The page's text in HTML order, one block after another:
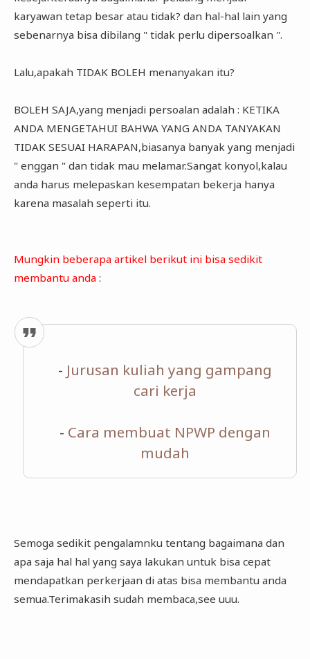
karyawan tetap besar atau tidak? dan hal-hal lain yang
sebenarnya bisa dibilang " tidak perlu dipersoalkan ".
Lalu,apakah TIDAK BOLEH menanyakan itu?
BOLEH SAJA,yang menjadi persoalan adalah : KETIKA
ANDA MENGETAHUI BAHWA YANG ANDA TANYAKAN
TIDAK SESUAI HARAPAN,biasanya banyak yang menjadi
" enggan " dan tidak mau melamar.Sangat konyol,kalau
anda harus melepaskan kesempatan bekerja hanya
karena masalah seperti itu.
Mungkin beberapa artikel berikut ini bisa sedikit
membantu anda:
- Jurusan kuliah yang gampang
cari kerja
- Cara membuat NPWP dengan
mudah
Semoga sedikit pengalamnku tentang bagaimana dan
apa saja hal hal yang saya lakukan untuk bisa cepat
mendapatkan perkerjaan di atas bisa membantu anda
semua.Terimakasih sudah membaca,see uuu.